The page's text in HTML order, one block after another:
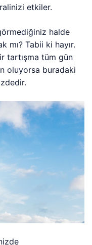
etkiler.
halde
mı? Tabii ki hayır.
tartışma tüm gün
oluyorsa buradaki